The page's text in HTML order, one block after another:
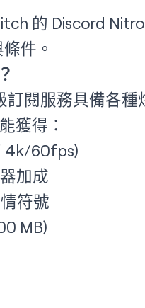
的 Discord
件。
訂閱服務具備各
獲得：
4k/60fps)
加成
符號
MB)